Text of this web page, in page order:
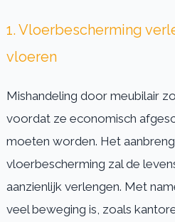
1. Vloerbescherming
vloeren
Mishandeling door meubilair
voordat ze economisch
moeten worden. Het
vloerbescherming zal de
aanzienlijk verlengen. Met
veel beweging is, zoals